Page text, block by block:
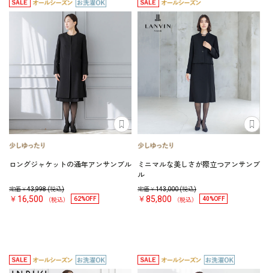
ロングジャケットの通年アンサンブル
定価￥43,998(税込)
￥16,500 （税込） 62%OFF
ミニマルな美しさが際立つアンサンブ
ル
定価￥143,000(税込)
￥85,800 （税込） 40%OFF